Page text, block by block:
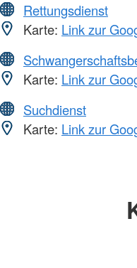
Rettungsdienst
Karte: Link zur
Karte: Link zur
Suchdienst
Karte: Link zur